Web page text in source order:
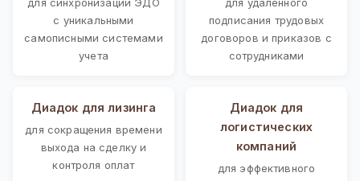
с уникальными
самописными системами
учета
подписания трудовых
договоров и приказов с
сотрудниками
Диадок для лизинга
для сокращения времени
выхода на сделку и
контроля оплат
Диадок для
логистических
компаний
для эффективного